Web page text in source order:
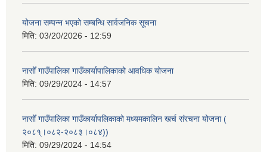
योजना सम्पन्न भएको सम्बन्धि सार्वजनिक सूचना
मिति: 03/20/2026 - 12:59
नासोँ गाउँपालिका गाउँकार्यापालिकाको आवधिक योजना
मिति: 09/29/2024 - 14:57
नासोँ गाउँपालिका गाउँकार्यापलिकाको मध्यमकालिन खर्च संरचना योजना (
२०८१्।०८२-२०८३।०८४))
मिति: 09/29/2024 - 14:54